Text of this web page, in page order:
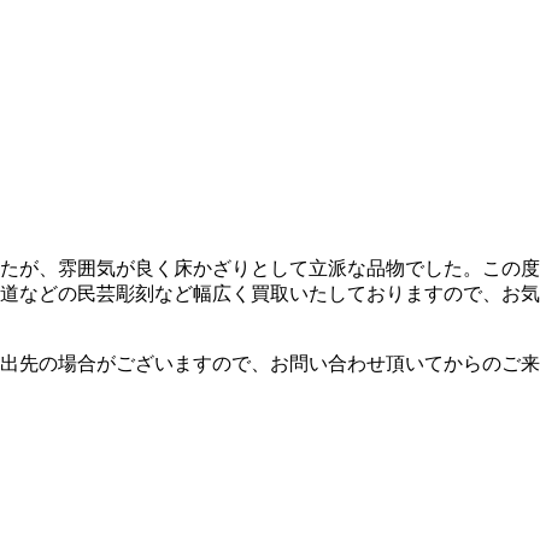
が、雰囲気が良く床かざりとして立派な品物でした。この度
などの民芸彫刻など幅広く買取いたしておりますので、お気
先の場合がございますので、お問い合わせ頂いてからのご来